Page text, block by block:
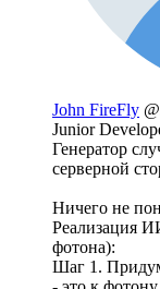
John FireFly
Junior
Генератор
серверной
Ничего не
Реализация
фотона):
Шаг 1.